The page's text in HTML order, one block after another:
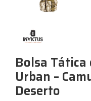
Bolsa
Urban –
Deserto